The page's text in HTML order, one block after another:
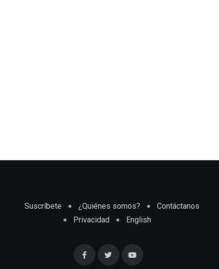
Suscríbete ¿Quiénes somos?
Contáctanos
Privacidad
English